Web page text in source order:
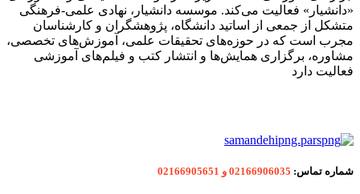
«دانشیار» فعالیت می‌کند. موسسه دانشیار، نهادی علمی-فرهنگی
متشکل از جمعی از اساتید دانشگاه، پژوهشگران و کارشناسان
مجرب است که در حوزه‌های تحقیقات علمی، آموزش‌های تخصصی،
مشاوره، برگزاری همایش‌ها و انتشار کتب و فیلم‌های آموزشی
فعالیت دارد
شماره تماس: 02166906035 و 02166905651